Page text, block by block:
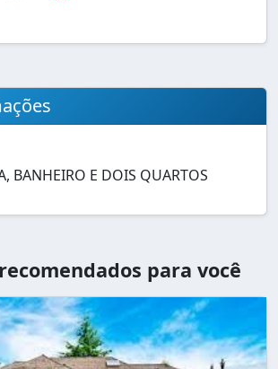
BANHEIRO E DOIS QUARTOS
para você